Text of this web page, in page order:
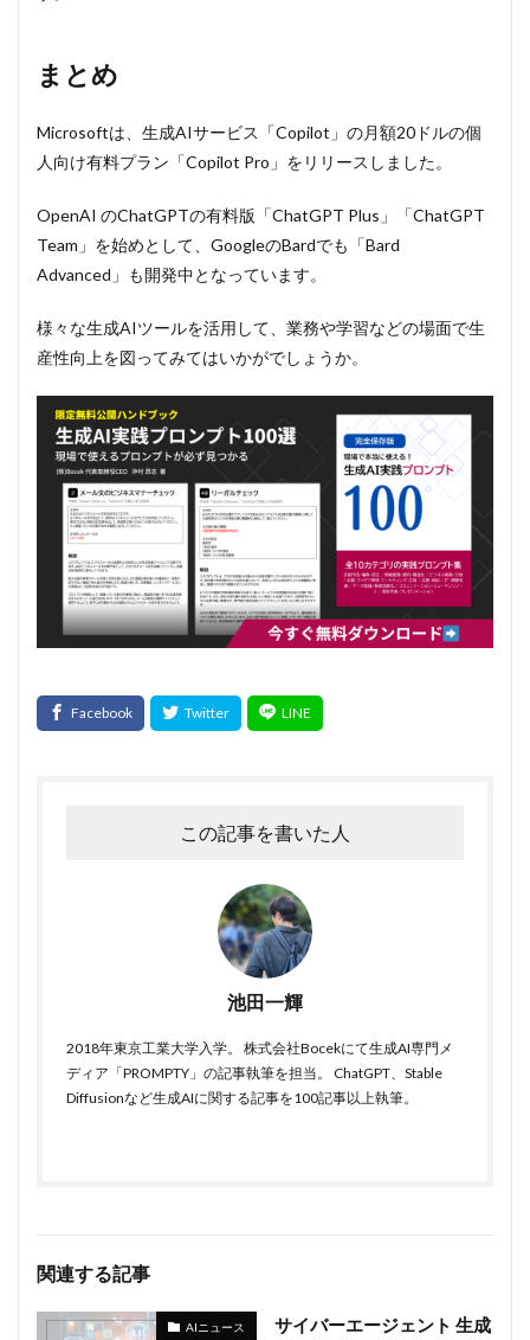
まとめ
Microsoftは、生成AIサービス「Copilot」の月額20ドルの個
人向け有料プラン「Copilot Pro」をリリースしました。
OpenAI のChatGPTの有料版「ChatGPT Plus」「ChatGPT
Team」を始めとして、GoogleのBardでも「Bard
Advanced」も開発中となっています。
様々な生成AIツールを活用して、業務や学習などの場面で生
産性向上を図ってみてはいかがでしょうか。
この記事を書いた人
池田一輝
2018年東京工業大学入学。 株式会社Bocekにて生成AI専門メ
ディア「PROMPTY」の記事執筆を担当。 ChatGPT、Stable
Diffusionなど生成AIに関する記事を100記事以上執筆。
関連する記事
AIニュース
サイバーエージェント 生成